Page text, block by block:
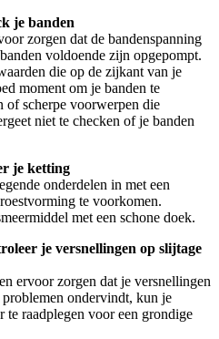
je banden
zorgen dat de bandenspanning
voldoende zijn opgepompt.
die op de zijkant van je
moment om je banden te
of scherpe voorwerpen die
niet te checken of je banden
je ketting
onderdelen in met een
te voorkomen.
met een schone doek.
je versnellingen op slijtage
ervoor zorgen dat je versnellingen
ondervindt, kun je
te raadplegen voor een grondige